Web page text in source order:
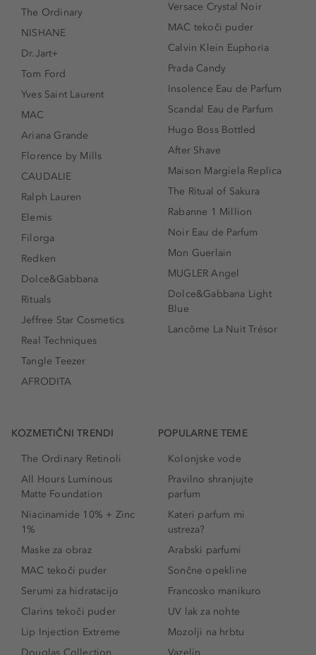
The Ordinary
NISHANE
Dr.Jart+
Tom Ford
Yves Saint Laurent
MAC
Ariana Grande
Florence by Mills
CAUDALIE
Ralph Lauren
Elemis
Filorga
Redken
Dolce&Gabbana
Rituals
Jeffree Star Cosmetics
Real Techniques
Tangle Teezer
AFRODITA
Versace Crystal Noir
MAC tekoči puder
Calvin Klein Euphoria
Prada Candy
Insolence Eau de Parfum
Scandal Eau de Parfum
Hugo Boss Bottled
After Shave
Maison Margiela Replica
The Ritual of Sakura
Rabanne 1 Million
Noir Eau de Parfum
Mon Guerlain
MUGLER Angel
Dolce&Gabbana Light
Blue
Lancôme La Nuit Trésor
KOZMETIČNI TRENDI
The Ordinary Retinoli
All Hours Luminous
Matte Foundation
Niacinamide 10% + Zinc
1%
Maske za obraz
MAC tekoči puder
Serumi za hidratacijo
Clarins tekoči puder
Lip Injection Extreme
POPULARNE TEME
Kolonjske vode
Pravilno shranjujte
parfum
Kateri parfum mi
ustreza?
Arabski parfumi
Sončne opekline
Francosko manikuro
UV lak za nohte
Mozolji na hrbtu